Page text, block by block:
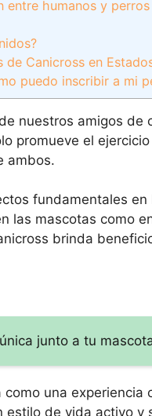
entre humanos y perros
Canicross en
puedo inscribir a mi
nuestros amigos de
promueve el
ambos.
fundamentales en
las mascotas como
brinda
junto a tu
una experiencia
estilo de vida activo y